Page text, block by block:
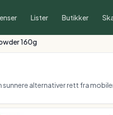
Lister Butikker
160g
alternativer rett fra